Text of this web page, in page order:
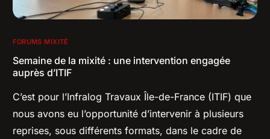
FORUMS MIXITÉ
Semaine de la mixité : une intervention engagée
auprès d’ITIF
C’est pour l’Infralog Travaux Île-de-France (ITIF) que
nous avons eu l’opportunité d’intervenir à plusieurs
reprises, sous différents formats, dans le cadre de